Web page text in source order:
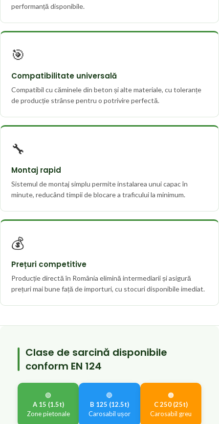
performanță disponibile.
🎯
Compatibilitate universală
Compatibil cu căminele din beton și alte materiale, cu toleranțe
de producție strânse pentru o potrivire perfectă.
🔧
Montaj rapid
Sistemul de montaj simplu permite instalarea unui capac în
minute, reducând timpii de blocare a traficului la minimum.
💰
Prețuri competitive
Producție directă în România elimină intermediarii și asigură
prețuri mai bune față de importuri, cu stocuri disponibile imediat.
Clase de sarcină disponibile
conform EN 124
🟢
A 15 (1.5t)
Zone pietonale
🔵
B 125 (12.5t)
Carosabil ușor
🟠
C 250 (25t)
Carosabil greu